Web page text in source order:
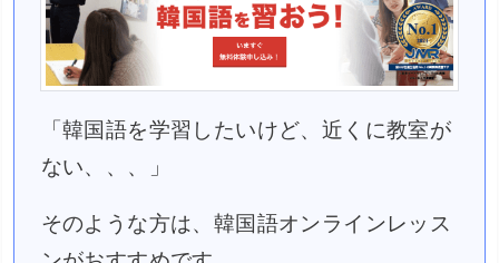
「韓国語を学習したいけど、近くに教室が
ない、、、」
そのような方は、韓国語オンラインレッス